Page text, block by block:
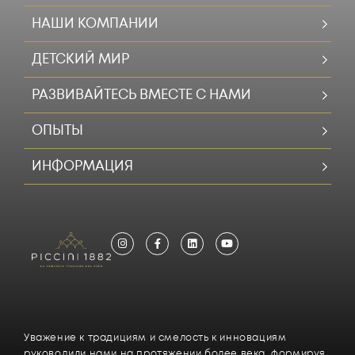
НАШИ КОМПАНИИ
ДЕТСКИЙ МИР
РАЗВИВАЙТЕСЬ ВМЕСТЕ С НАМИ
ОПЫТЫ
ИНФОРМАЦИЯ
Уважение к традициям и смелость к инновациям